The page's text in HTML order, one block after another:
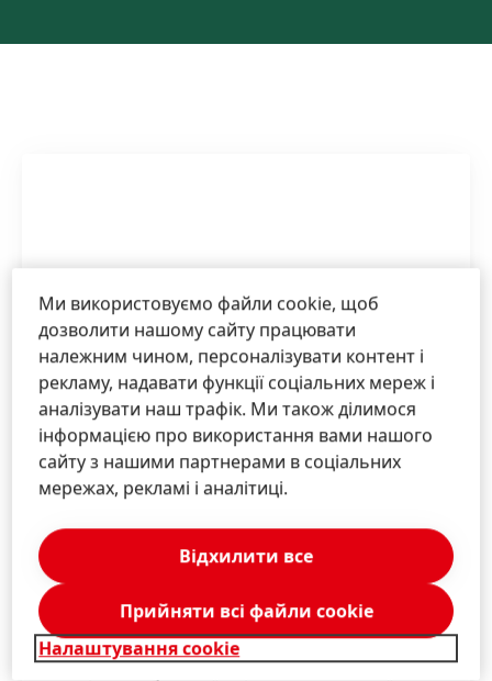
ECO BEAUTY SCORE
Компанія «Хенкель» разом з іншими
компаніями розпочала глобальну співпрацю
з метою спільної розробки
загальногалузевої системи оцінки впливу на
Ми використовуємо файли cookie, щоб
дозволити нашому сайту працювати
належним чином, персоналізувати контент і
рекламу, надавати функції соціальних мереж і
аналізувати наш трафік. Ми також ділимося
інформацією про використання вами нашого
сайту з нашими партнерами в соціальних
мережах, рекламі і аналітиці.
Налаштування cookie
Відхилити все
Прийняти всі файли сookie